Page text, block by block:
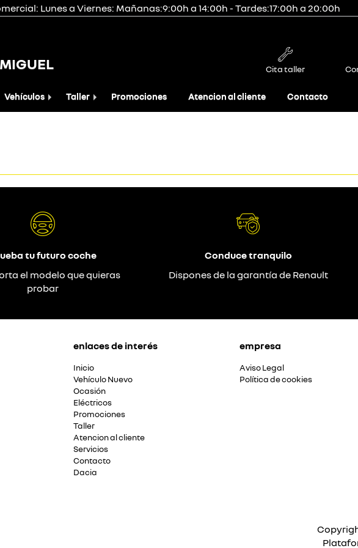
Lunes a Viernes: Mañanas:9:00h a 14:00h - Tardes:17:00h a 20:00h
Cita taller
Vehículos Taller Promociones Atencion al cliente Contacto
tu futuro coche
el modelo que quieras
probar
Conduce tranquilo
Dispones de la garantía de Renault
enlaces de interés
Inicio
Vehículo Nuevo
Ocasión
Eléctricos
Promociones
Taller
Atencion al cliente
Servicios
Contacto
Dacia
empresa
Aviso Legal
Política de cookies